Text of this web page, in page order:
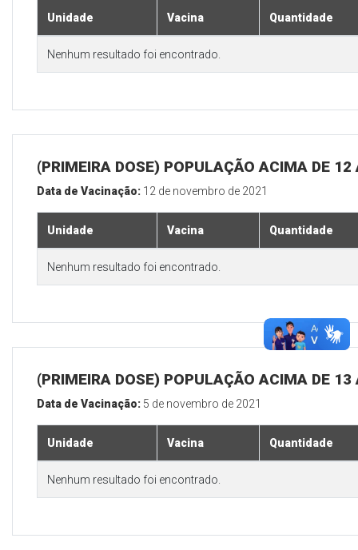
Unidade Vacina Quantidade
Nenhum resultado foi encontrado.
(PRIMEIRA DOSE) POPULAÇÃO ACIMA DE 12
Data de Vacinação: 12 de novembro de 2021
Unidade Vacina Quantidade
Nenhum resultado foi encontrado.
(PRIMEIRA DOSE) POPULAÇÃO ACIMA DE 13
Data de Vacinação: 5 de novembro de 2021
Unidade Vacina Quantidade
Nenhum resultado foi encontrado.